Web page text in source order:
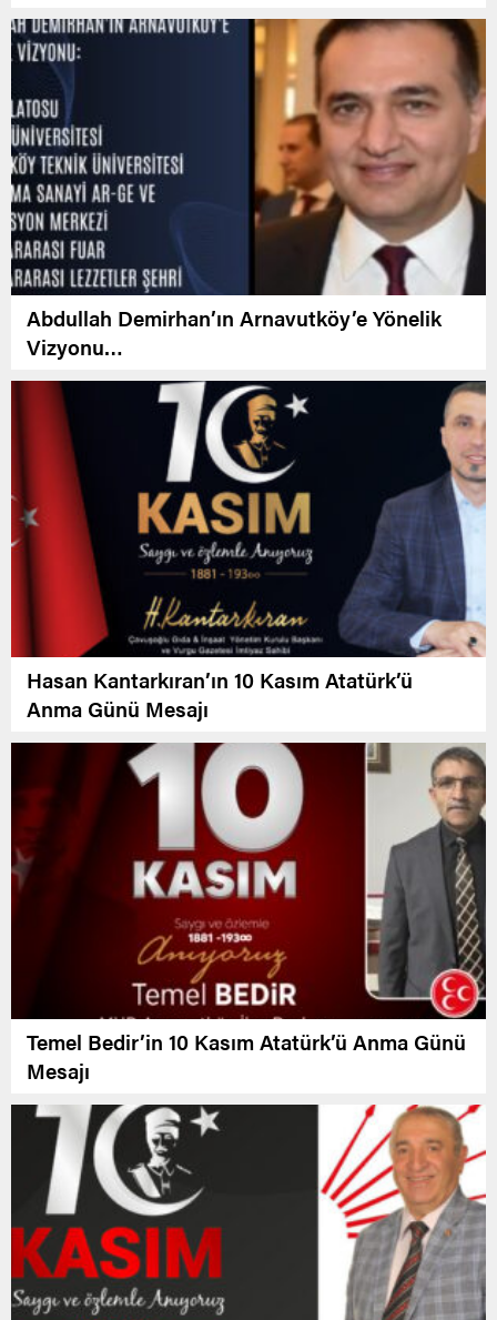
Abdullah Demirhan’ın Arnavutköy’e Yönelik
Vizyonu…
Hasan Kantarkıran’ın 10 Kasım Atatürk’ü
Anma Günü Mesajı
Temel Bedir’in 10 Kasım Atatürk’ü Anma Günü
Mesajı